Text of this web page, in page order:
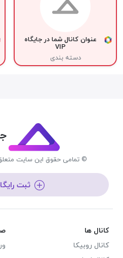
عنوان کانال شما در جایگاه
VIP
دسته بندی
© تمامی حقوق این سایت
ثبت
کانال ها
کانال روبیکا